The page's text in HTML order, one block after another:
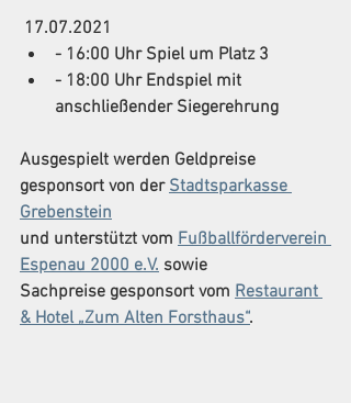
17.07.2021
- 16:00 Uhr Spiel um Platz 3
- 18:00 Uhr Endspiel mit
anschließender Siegerehrung
Ausgespielt werden Geldpreise
gesponsort von der Stadtsparkasse
Grebenstein
und unterstützt vom Fußballförderverein
Espenau 2000 e.V. sowie
Sachpreise gesponsort vom Restaurant
& Hotel „Zum Alten Forsthaus“.